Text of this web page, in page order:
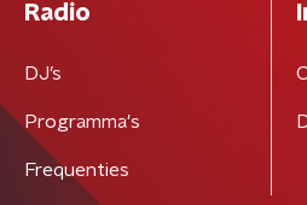
Radio
DJ’s
Programma's
Frequenties